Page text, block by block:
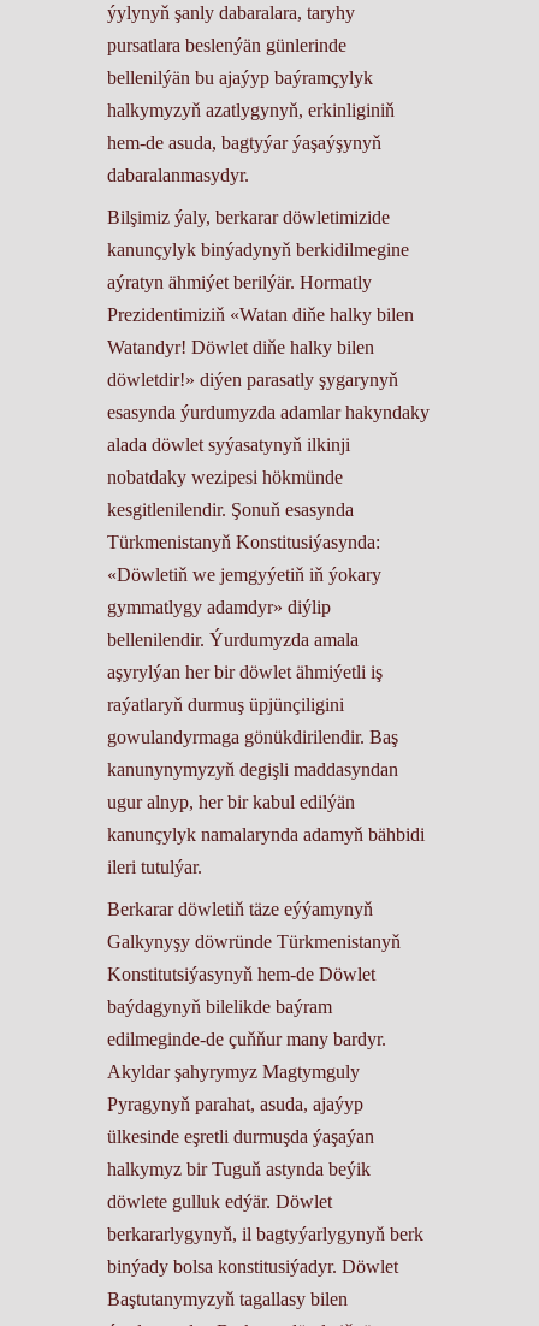
ýylynyň şanly dabaralara, taryhy
pursatlara beslenýän günlerinde
bellenilýän bu ajaýyp baýramçylyk
halkymyzyň azatlygynyň, erkinliginiň
hem-de asuda, bagtyýar ýaşaýşynyň
dabaralanmasydyr.
Bilşimiz ýaly, berkarar döwletimizide
kanunçylyk binýadynyň berkidilmegine
aýratyn ähmiýet berilýär. Hormatly
Prezidentimiziň «Watan diňe halky bilen
Watandyr! Döwlet diňe halky bilen
döwletdir!» diýen parasatly şygarynyň
esasynda ýurdumyzda adamlar hakyndaky
alada döwlet syýasatynyň ilkinji
nobatdaky wezipesi hökmünde
kesgitlenilendir. Şonuň esasynda
Türkmenistanyň Konstitusiýasynda:
«Döwletiň we jemgyýetiň iň ýokary
gymmatlygy adamdyr» diýlip
bellenilendir. Ýurdumyzda amala
aşyrylýan her bir döwlet ähmiýetli iş
raýatlaryň durmuş üpjünçiligini
gowulandyrmaga gönükdirilendir. Baş
kanunynymyzyň degişli maddasyndan
ugur alnyp, her bir kabul edilýän
kanunçylyk namalarynda adamyň bähbidi
ileri tutulýar.
Berkarar döwletiň täze eýýamynyň
Galkynyşy döwründe Türkmenistanyň
Konstitutsiýasynyň hem-de Döwlet
baýdagynyň bilelikde baýram
edilmeginde-de çuňňur many bardyr.
Akyldar şahyrymyz Magtymguly
Pyragynyň parahat, asuda, ajaýyp
ülkesinde eşretli durmuşda ýaşaýan
halkymyz bir Tuguň astynda beýik
döwlete gulluk edýär. Döwlet
berkararlygynyň, il bagtyýarlygynyň berk
binýady bolsa konstitusiýadyr. Döwlet
Baştutanymyzyň tagallasy bilen